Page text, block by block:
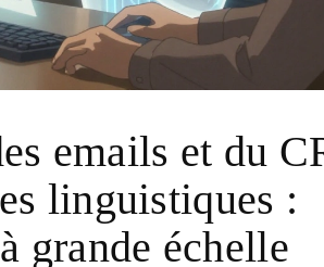
emails et du
linguistiques :
grande échelle